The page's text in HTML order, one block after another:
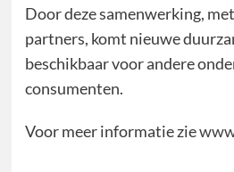
Door deze samenwerking,
partners, komt nieuwe
beschikbaar voor andere
consumenten.
Voor meer informatie zie